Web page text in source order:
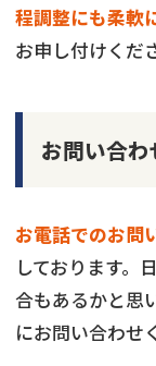
程調整にも柔軟
お申し付けくだ
お問い合
お電話でのお問
しております。
合もあるかと思
にお問い合わせ